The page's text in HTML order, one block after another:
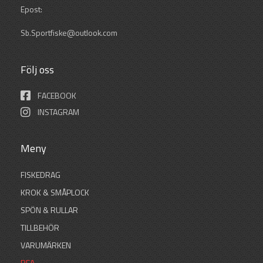
Epost:
Sb.Sportfiske@outlook.com
Följ oss
FACEBOOK
INSTAGRAM
Meny
FISKEDRAG
KROK & SMÅPLOCK
SPÖN & RULLAR
TILLBEHÖR
VARUMÄRKEN